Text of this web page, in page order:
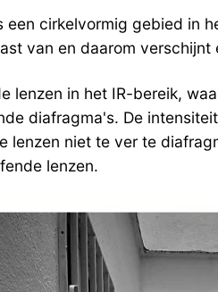
cirkelvormig gebied
van en daarom
in het IR-bereik,
diafragma's. De
niet te ver te
lenzen.